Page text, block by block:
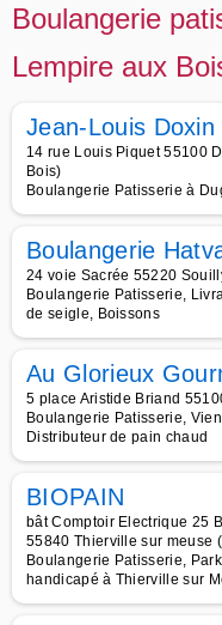
Boulangerie
Lempire aux
Jean-Louis Doxin
14 rue Louis Piquet 55100
Bois)
Boulangerie Patisserie à
Boulangerie
24 voie Sacrée 55220
Boulangerie Patisserie,
de seigle, Boissons
Au Glorieux
5 place Aristide Briand
Boulangerie Patisserie,
Distributeur de pain chaud
BIOPAIN
bât Comptoir Electrique 25
55840 Thierville sur meuse
Boulangerie Patisserie,
handicapé à Thierville sur